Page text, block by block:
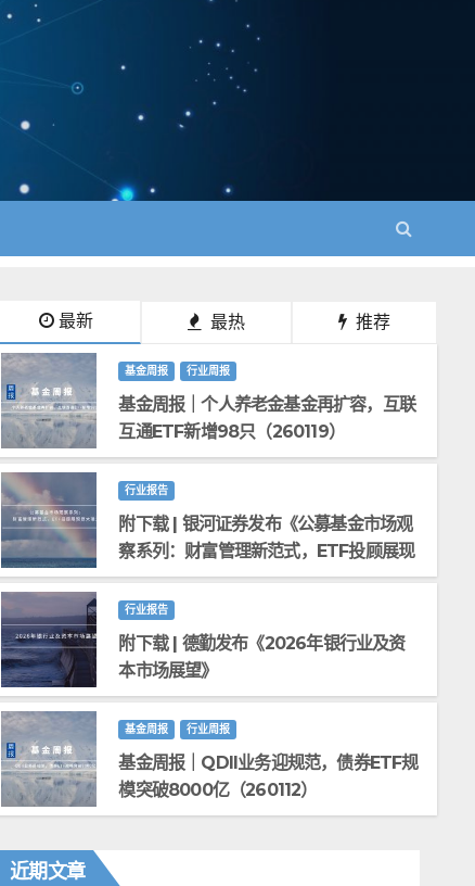
基金周报 行业周报
基金周报｜QDII业务迎规范，
亿（260112）
2026年 1月 12日
最新 最热 推荐
基金周报 行业周报
基金周报｜个人养老金基金再扩容，互联
互通ETF新增98只（260119）
行业报告
附下载 | 银河证券发布《公募基金市场观
察系列：财富管理新范式，ETF投顾展现
巨大潜力》
行业报告
附下载 | 德勤发布《2026年银行业及资
本市场展望》
基金周报 行业周报
基金周报｜QDII业务迎规范，债券ETF规
模突破8000亿（260112）
近期文章